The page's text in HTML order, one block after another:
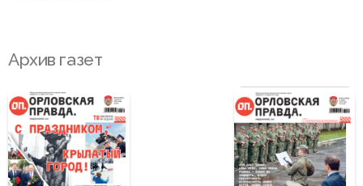
Архив газет